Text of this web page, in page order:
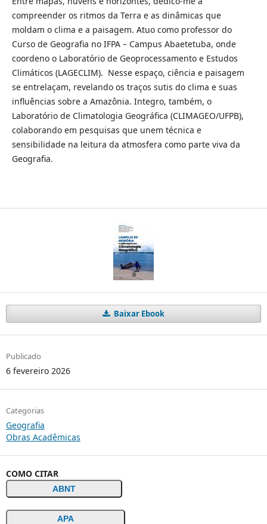
compreender os ritmos da Terra e as dinâmicas que
moldam o clima e a paisagem. Atuo como professor do
Curso de Geografia no IFPA – Campus Abaetetuba, onde
coordeno o Laboratório de Geoprocessamento e Estudos
Climáticos (LAGECLIM). Nesse espaço, ciência e paisagem
se entrelaçam, revelando os traços sutis do clima e suas
influências sobre a Amazônia. Integro, também, o
Laboratório de Climatologia Geográfica (CLIMAGEO/UFPB),
colaborando em pesquisas que unem técnica e
sensibilidade na leitura da atmosfera como parte viva da
Geografia.
Baixar Ebook
Publicado
6 fevereiro 2026
Categorias
Geografia
Obras Acadêmicas
COMO CITAR
ABNT
APA